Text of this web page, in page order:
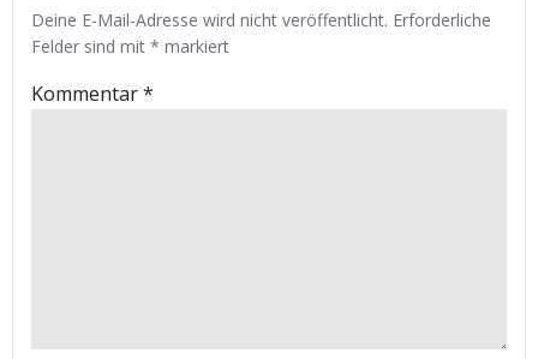
Deine E-Mail-Adresse wird nicht veröffentlicht. Erforderliche
Felder sind mit * markiert
Kommentar*